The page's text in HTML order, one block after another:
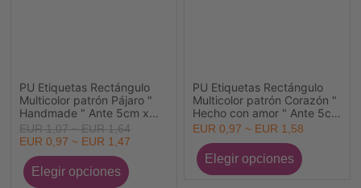
PU Etiquetas Rectángulo
Multicolor patrón Pájaro "
Handmade " Ante 5cm x
2cm , 10 Unidades
EUR 1,07 ~ EUR 1,64
EUR 0,97 ~ EUR 1,47
PU Etiquetas Rectángulo
Multicolor patrón Corazón "
Hecho con amor " Ante 5cm
x 2cm , 10 Unidades
EUR 0,97 ~ EUR 1,58